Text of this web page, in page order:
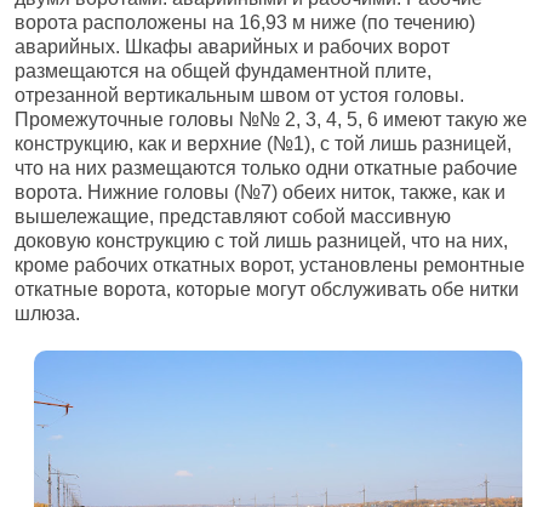
ворота расположены на 16,93 м ниже (по течению)
аварийных. Шкафы аварийных и рабочих ворот
размещаются на общей фундаментной плите,
отрезанной вертикальным швом от устоя головы.
Промежуточные головы №№ 2, 3, 4, 5, 6 имеют такую же
конструкцию, как и верхние (№1), с той лишь разницей,
что на них размещаются только одни откатные рабочие
ворота. Нижние головы (№7) обеих ниток, также, как и
вышележащие, представляют собой массивную
доковую конструкцию с той лишь разницей, что на них,
кроме рабочих откатных ворот, установлены ремонтные
откатные ворота, которые могут обслуживать обе нитки
шлюза.